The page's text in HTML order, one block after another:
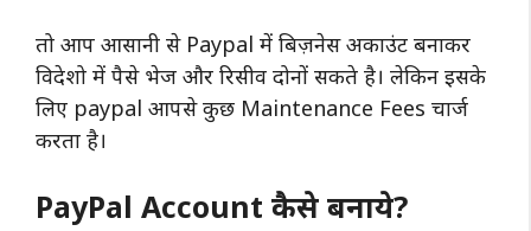
तो आप आसानी से Paypal में बिज़नेस अकाउंट बनाकर
विदेशो में पैसे भेज और रिसीव दोनों सकते है। लेकिन इसके
लिए paypal आपसे कुछ Maintenance Fees चार्ज
करता है।
PayPal Account कैसे बनाये?